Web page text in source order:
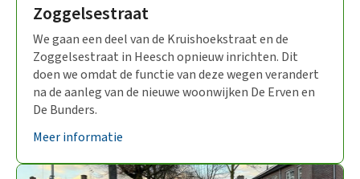
Zoggelsestraat
We gaan een deel van de Kruishoekstraat en de
Zoggelsestraat in Heesch opnieuw inrichten. Dit
doen we omdat de functie van deze wegen verandert
na de aanleg van de nieuwe woonwijken De Erven en
De Bunders.
Meer informatie